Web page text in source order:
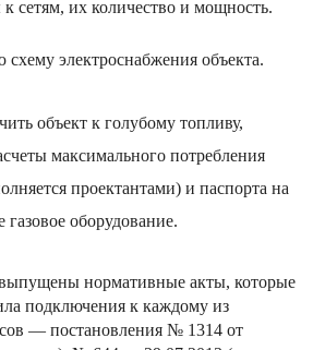
сетям, их количество и мощность.
электроснабжения объекта.
объект к голубому топливу,
максимального потребления
проектантами) и паспорта на
газовое оборудование.
нормативные акты, которые
подключения к каждому из
— постановления № 1314 от